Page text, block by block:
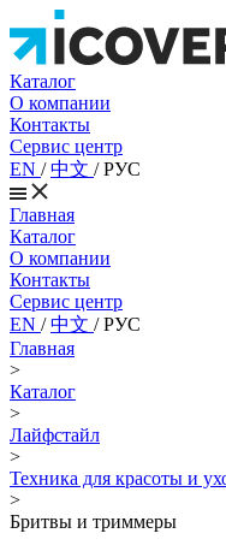
Каталог
О компании
Контакты
Сервис центр
EN /中文 /РУС
Главная
Каталог
О компании
Контакты
Сервис центр
EN /中文 /РУС
Главная
>
Каталог
>
Лайфстайл
>
Техника для красоты и
>
Бритвы и триммеры